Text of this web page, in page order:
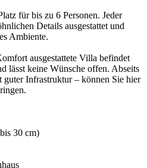
für bis zu 6 Personen. Jeder
Details ausgestattet und
Ambiente.
ausgestattete Villa befindet
lässt keine Wünsche offen. Abseits
Infrastruktur – können Sie hier
30 cm)